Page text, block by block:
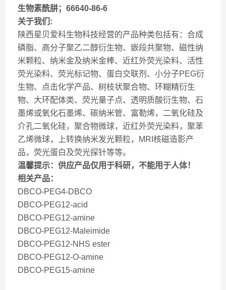
生物素酰肼；66640-86-6
关于我们:
陕西星贝爱科生物科技经营的产品种类包括有：合成
磷脂、高分子聚乙二醇衍生物、嵌段共聚物、磁性纳
米颗粒、纳米金及纳米金棒、近红外荧光染料、活性
荧光染料、荧光标记物、蛋白交联剂、小分子PEG衍
生物、点击化学产品、树枝状聚合物、环糊精衍生
物、大环配体类、荧光量子点、透明质酸衍生物、石
墨烯或氧化石墨烯、碳纳米管、富勒烯，二氧化硅及
介孔二氧化硅，聚合物微球，近红外荧光染料，聚苯
乙烯微球，上转换纳米发光颗粒，MRI核磁造影产
品，荧光蛋白及荧光探针等等。
温馨提示：供应产品仅用于科研，不能用于人体！
相关产品：
DBCO-PEG4-DBCO
DBCO-PEG12-acid
DBCO-PEG12-amine
DBCO-PEG12-Maleimide
DBCO-PEG12-NHS ester
DBCO-PEG12-O-amine
DBCO-PEG15-amine